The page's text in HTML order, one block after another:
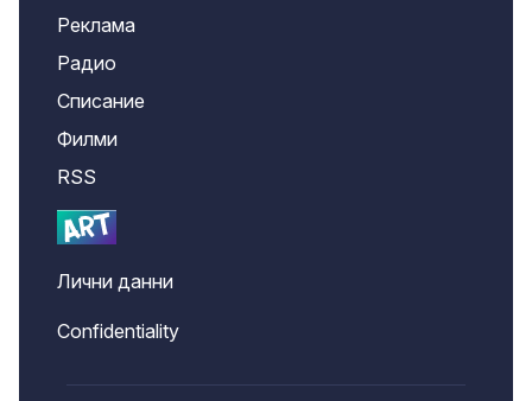
Реклама
Радио
Списание
Филми
RSS
Лични данни
Confidentiality